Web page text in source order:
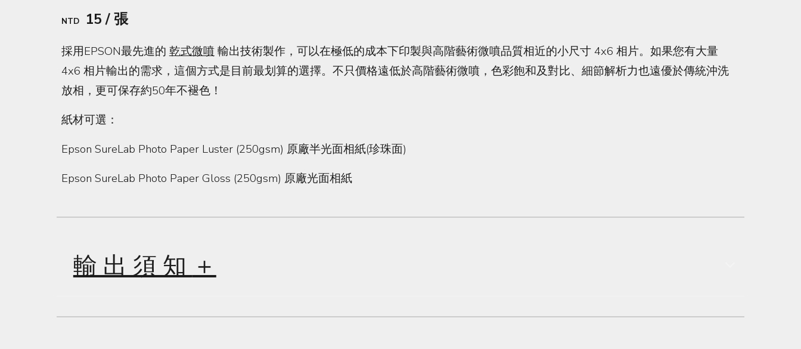
NTD 15 / 張
採用EPSON最先進的 乾式微噴輸出技術製作，可以在極低的成本下印製與高階藝術微噴品質相近的小尺寸 4x6 相片。如果您有大量
4x6 相片輸出的需求，這個方式是目前最划算的選擇。不只價格遠低於高階藝術微噴，色彩飽和及對比、細節解析力也遠優於傳統沖洗
放相，更可保存約50年不褪色！
紙材可選：
Epson SureLab Photo Paper Luster (250gsm) 原廠半光面相紙(珍珠面)
Epson SureLab Photo Paper Gloss (250gsm) 原廠光面相紙
輸 出 須 知＋